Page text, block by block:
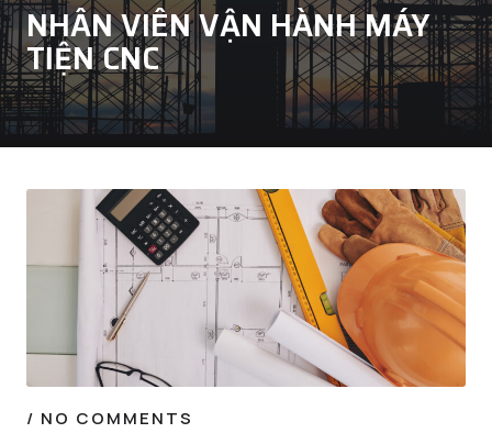
NHÂN VIÊN VẬN HÀNH MÁY
TIỆN CNC
/ NO COMMENTS